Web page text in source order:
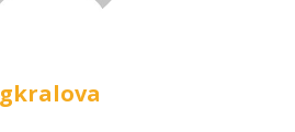
gkralova